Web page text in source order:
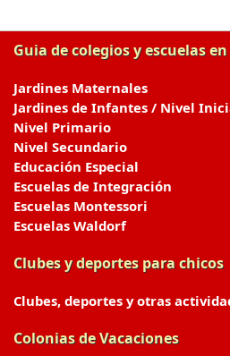
Guia de colegios y escuelas
Jardines Maternales
Jardines de Infantes / Nivel
Nivel Primario
Nivel Secundario
Educación Especial
Escuelas de Integración
Escuelas Montessori
Escuelas Waldorf
Clubes y deportes para chicos
Clubes, deportes y otras
Colonias de Vacaciones